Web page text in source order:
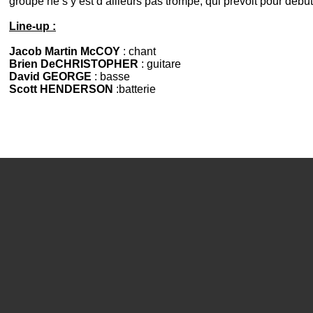
Line-up :
Jacob Martin McCOY : chant
Brien DeCHRISTOPHER : guitare
David GEORGE : basse
Scott HENDERSON :batterie